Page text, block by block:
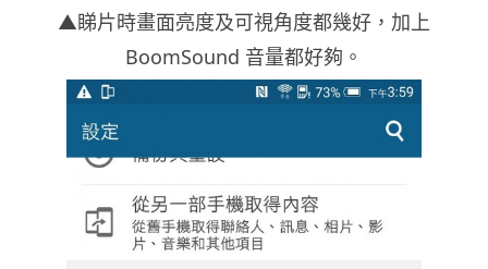
▲睇片時畫面亮度及可視角度都幾好，加上
BoomSound 音量都好夠。